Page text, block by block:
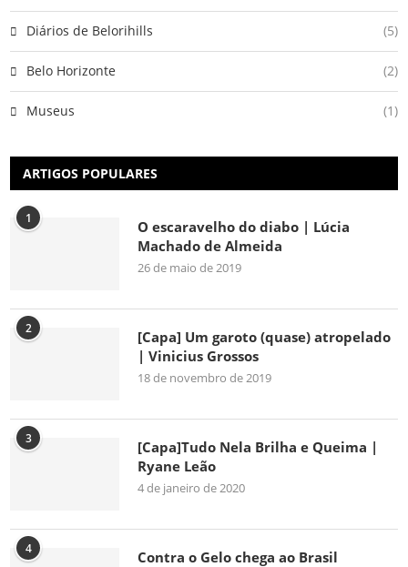
Diários de Belorihills (5)
Belo Horizonte (2)
Museus (1)
ARTIGOS POPULARES
1
O escaravelho do diabo | Lúcia
Machado de Almeida
26 de maio de 2019
2
[Capa] Um garoto (quase) atropelado
| Vinicius Grossos
18 de novembro de 2019
3
[Capa]Tudo Nela Brilha e Queima |
Ryane Leão
4 de janeiro de 2020
4 Contra o Gelo chega ao Brasil